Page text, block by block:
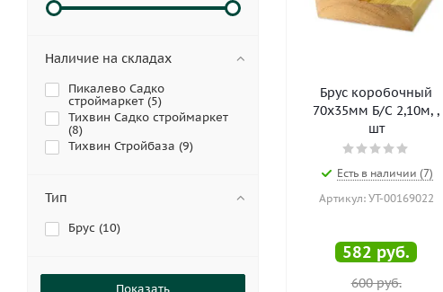
Брус коробочный
70х35мм Б/С 2,10м, ,
шт
Есть в наличии (7)
Артикул: УТ-00169022
582 руб.
600руб.
Наличие на складах
Пикалево Садко
строймаркет (5)
Тихвин Садко строймаркет
(8)
Тихвин Стройбаза (9)
Тип
Брус (10)